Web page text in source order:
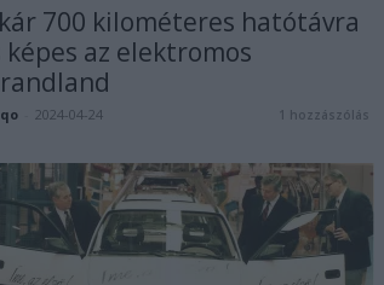
700 kilométeres hatótávra
képes az elektromos
2024-04-24 1 hozzászólás